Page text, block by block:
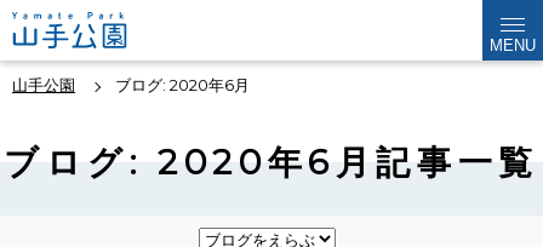
MENU
山手公園 ブログ: 2020年6月
ブログ: 2020年6月記事一覧